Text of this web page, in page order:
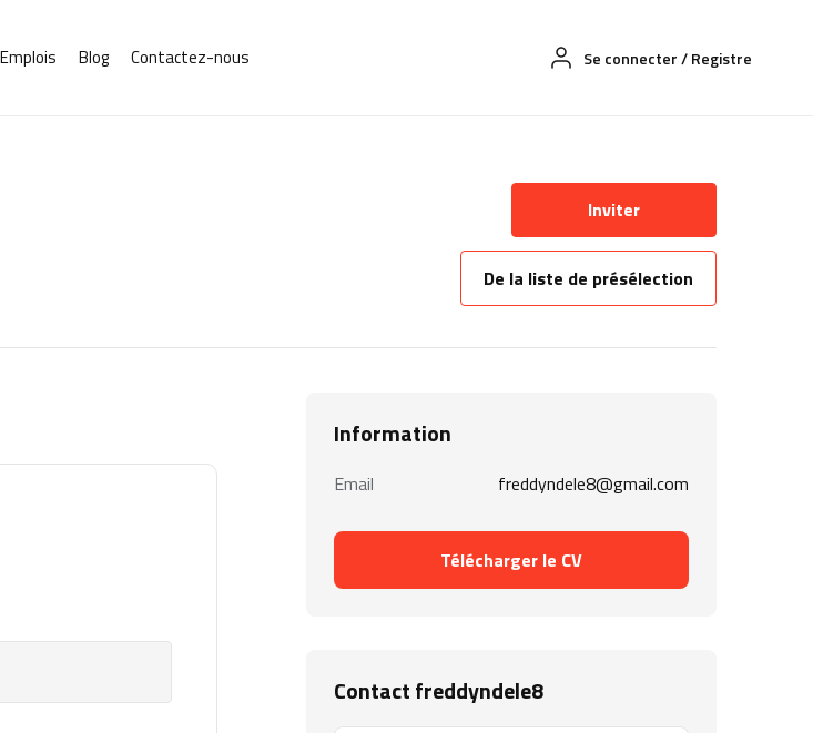
Emplois Blog Contactez-nous Se connecter/Registre
Inviter
De la liste de présélection
Information
Email freddyndele8@gmail.com
Télécharger le CV
Contact freddyndele8